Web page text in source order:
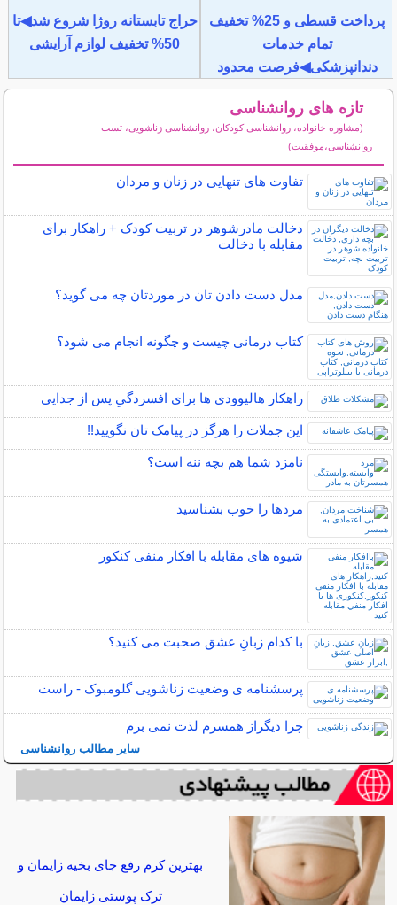
پرداخت قسطی و 25% تخفیف
تمام خدمات
دندانپزشکی◀فرصت محدود
حراج تابستانه روژا شروع شد◀تا
50% تخفیف لوازم آرایشی
تازه های روانشناسی
(مشاوره خانواده، روانشناسی کودکان، روانشناسی زناشویی، تست
روانشناسی،موفقیت)
تفاوت های تنهایی در زنان و مردان
دخالت مادرشوهر در تربیت کودک + راهکار برای
مقابله با دخالت
مدل دست دادن تان در موردتان چه می گوید؟
کتاب درمانی چیست و چگونه انجام می شود؟
راهکار هالیوودی ها برای افسردگیِ پس از جدایی
این جملات را هرگز در پیامک تان نگویید!!
نامزد شما هم بچه ننه است؟
مردها را خوب بشناسید
شیوه های مقابله با افکار منفی کنکور
با کدام زبانِ عشق صحبت می کنید؟
پرسشنامه ی وضعیت زناشویی گلومبوک - راست
چرا دیگراز همسرم لذت نمی برم
سایر مطالب روانشناسی
بهترین کرم رفع جای بخیه زایمان و
ترک پوستی زایمان